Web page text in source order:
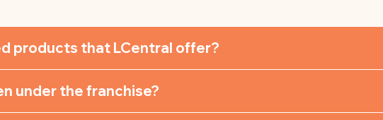
products that LCentral offer?
under the franchise?